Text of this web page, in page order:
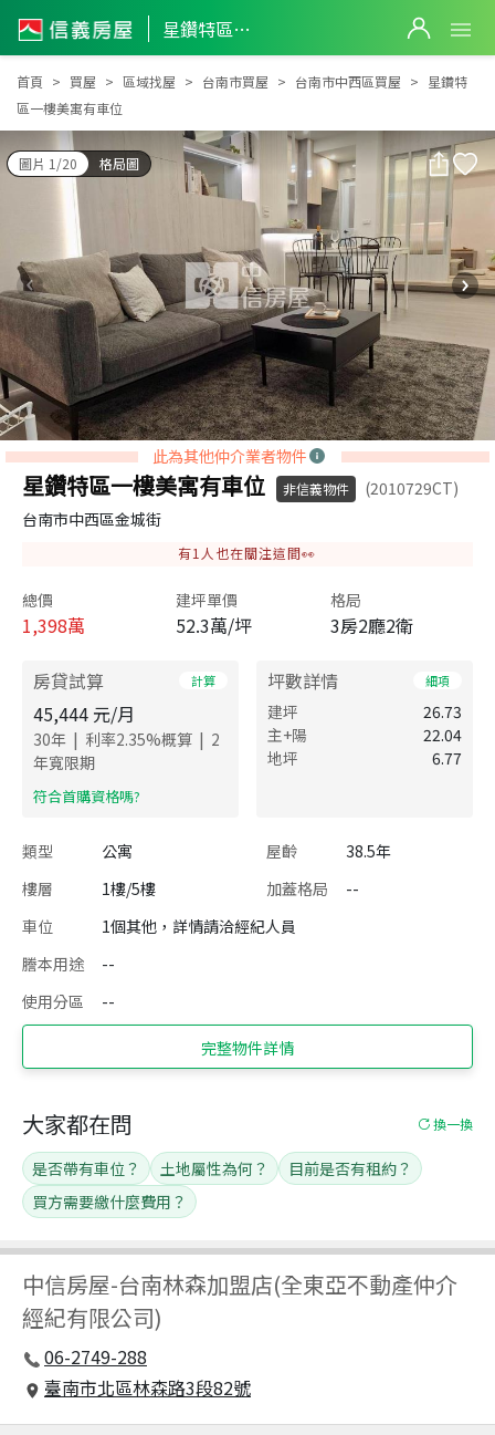
星鑽特區一樓美寓有車位
星鑽特區一樓美寓有車位
首頁 買屋 區域找屋 台南市買屋 台南市中西區買屋
星鑽特
區一樓美寓有車位
圖片 1/20 格局圖
此為其他仲介業者物件
星鑽特區一樓美寓有車位 非信義物件
(2010729CT)
台南市中西區金城街
有1 人也在關注這間👀
總價
1,398萬
建坪單價
52.3萬/坪
格局
3房2廳2衛
房貸試算 計算
45,444 元/月
30年 | 利率2.35%概算 | 2
年寬限期
​符合首購資格嗎?
坪數詳情 細項
建坪
26.73
主+陽
22.04
地坪
6.77
類型 公寓 屋齡
38.5年
樓層
1樓/5樓 加蓋格局
--
車位
1個其他，詳情請洽經紀人員
謄本用途
--
使用分區
--
完整物件詳情
中信房屋-台南林森加盟店(全東亞不動產仲介
經紀有限公司)
06-2749-288
臺南市北區林森路3段82號
大家都在問 換一換
是否帶有車位？ 土地屬性為何？
目前是否有租約？
買方需要繳什麼費用？